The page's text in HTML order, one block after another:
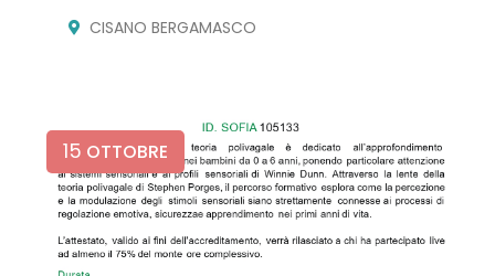
CISANO BERGAMASCO
15 OTTOBRE